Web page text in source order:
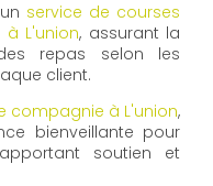
service de courses
L'union, assurant la
repas selon les
client.
compagnie à L'union,
bienveillante pour
soutien et